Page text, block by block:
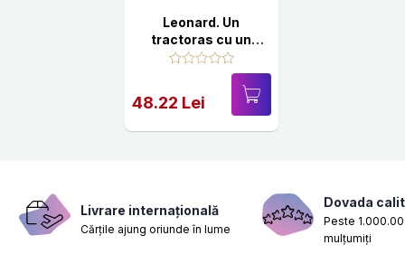
Leonard. Un
tractoras cu un
mare secret
48.22 Lei
Livrare internațională
Cărțile ajung oriunde în lume
Dovada
Peste
mulțumiți